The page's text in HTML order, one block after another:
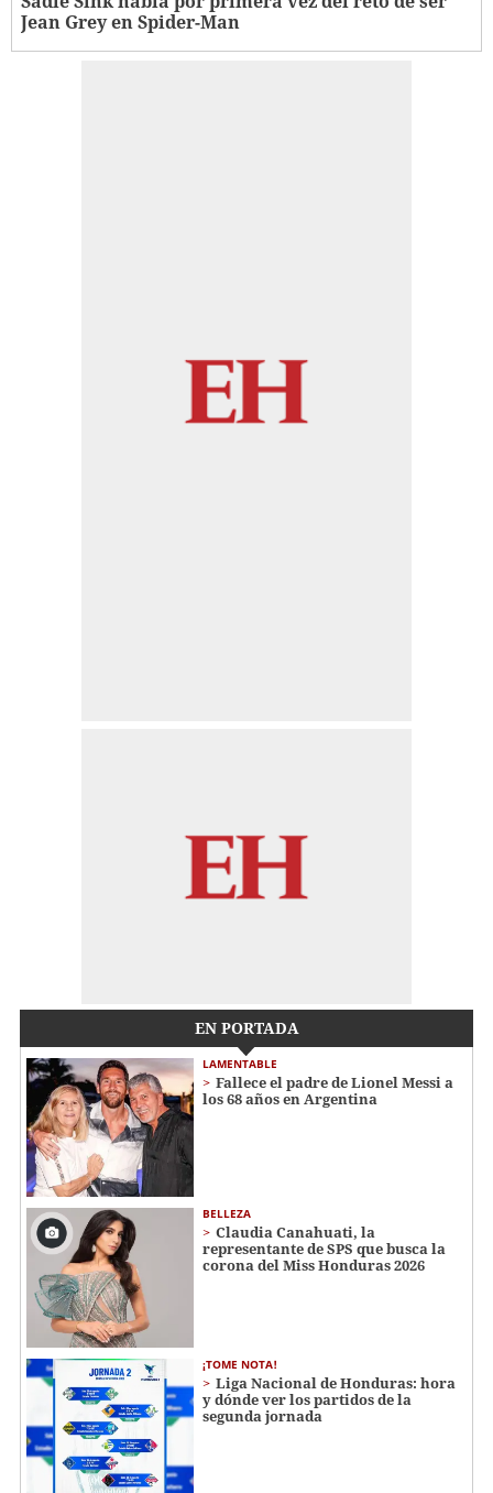
Jean Grey en Spider-Man
EN PORTADA
LAMENTABLE
Fallece el padre de Lionel Messi a
los 68 años en Argentina
BELLEZA
Claudia Canahuati, la
representante de SPS que busca la
corona del Miss Honduras 2026
¡TOME NOTA!
Liga Nacional de Honduras: hora
y dónde ver los partidos de la
segunda jornada